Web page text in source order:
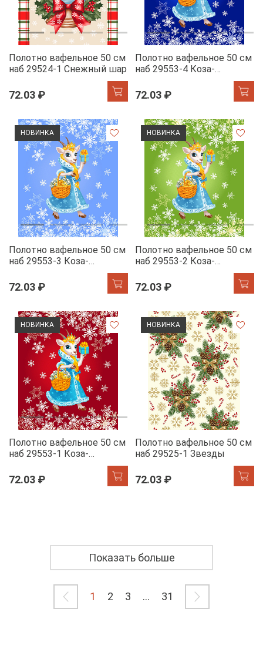
Полотно вафельное 50 см
наб 29524-1 Снежный шар
72.03 ₽
Полотно вафельное 50 см
наб 29553-4 Коза-
72.03 ₽
НОВИНКА
Полотно вафельное 50 см
наб 29553-3 Коза-
72.03 ₽
НОВИНКА
Полотно вафельное 50 см
наб 29553-2 Коза-
72.03 ₽
НОВИНКА
Полотно вафельное 50 см
наб 29553-1 Коза-
72.03 ₽
НОВИНКА
Полотно вафельное 50 см
наб 29525-1 Звезды
72.03 ₽
Показать больше
1 2 3 ... 31